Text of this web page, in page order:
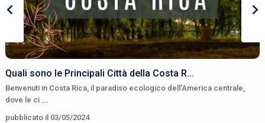
Quali sono le Principali Città della Costa R...
Benvenuti in Costa Rica, il paradiso ecologico dell'America centrale,
dove le ci ...
pubblicato il 03/05/2024